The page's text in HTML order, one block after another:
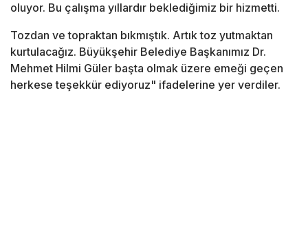
oluyor. Bu çalışma yıllardır beklediğimiz bir hizmetti.
Tozdan ve topraktan bıkmıştık. Artık toz yutmaktan
kurtulacağız. Büyükşehir Belediye Başkanımız Dr.
Mehmet Hilmi Güler başta olmak üzere emeği geçen
herkese teşekkür ediyoruz" ifadelerine yer verdiler.